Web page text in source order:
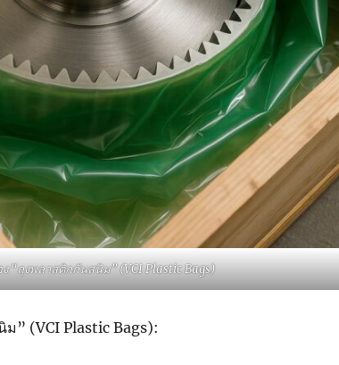
“ถุงพลาสติกกันสนิม” (VCI Plastic Bags)
” (VCI Plastic Bags):